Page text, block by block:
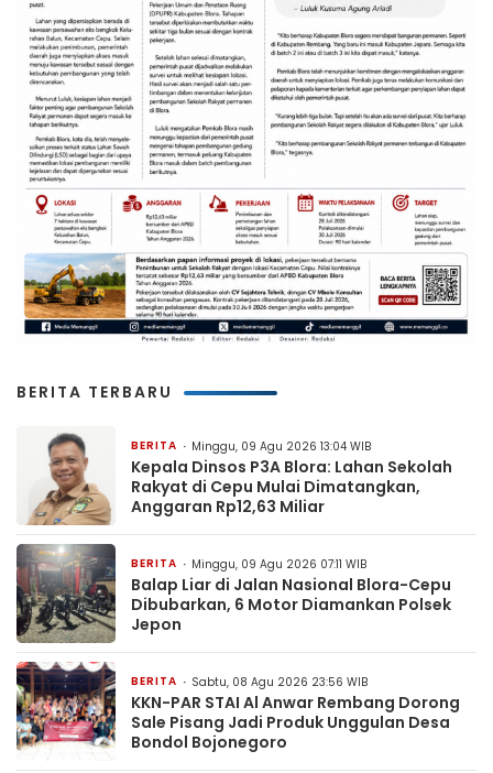
BERITA TERBARU
BERITA Minggu, 09 Agu 2026 13:04 WIB
Kepala Dinsos P3A Blora: Lahan Sekolah
Rakyat di Cepu Mulai Dimatangkan,
Anggaran Rp12,63 Miliar
BERITA Minggu, 09 Agu 2026 07:11 WIB
Balap Liar di Jalan Nasional Blora-Cepu
Dibubarkan, 6 Motor Diamankan Polsek
Jepon
BERITA Sabtu, 08 Agu 2026 23:56 WIB
KKN-PAR STAI Al Anwar Rembang Dorong
Sale Pisang Jadi Produk Unggulan Desa
Bondol Bojonegoro